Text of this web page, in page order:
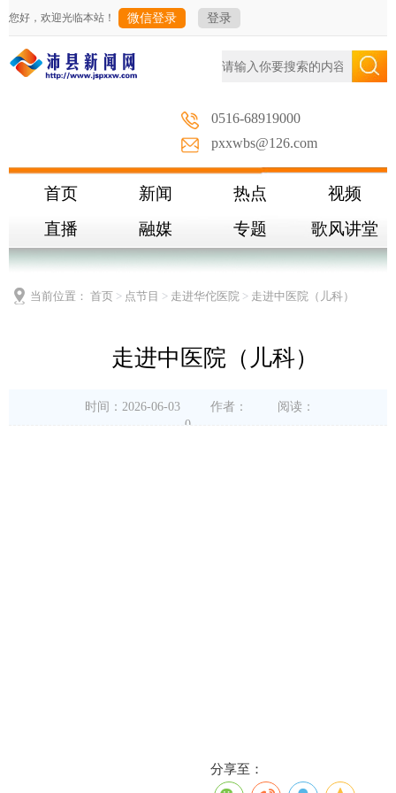
您好，欢迎光临本站！ 微信登录 登录
0516-68919000
pxxwbs@126.com
首页 新闻 热点
视频
直播
融媒 专题 歌风讲堂
当前位置： 首页 > 点节目 > 走进华佗医院 > 走进中医院（儿科）
走进中医院（儿科）
时间：2026-06-03 作者：
阅读：
0
分享至：